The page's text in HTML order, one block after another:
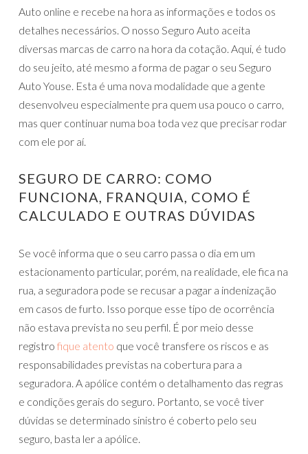
Auto online e recebe na hora as informações e todos os
detalhes necessários. O nosso Seguro Auto aceita
diversas marcas de carro na hora da cotação. Aqui, é tudo
do seu jeito, até mesmo a forma de pagar o seu Seguro
Auto Youse. Esta é uma nova modalidade que a gente
desenvolveu especialmente pra quem usa pouco o carro,
mas quer continuar numa boa toda vez que precisar rodar
com ele por aí.
SEGURO DE CARRO: COMO
FUNCIONA, FRANQUIA, COMO É
CALCULADO E OUTRAS DÚVIDAS
Se você informa que o seu carro passa o dia em um
estacionamento particular, porém, na realidade, ele fica na
rua, a seguradora pode se recusar a pagar a indenização
em casos de furto. Isso porque esse tipo de ocorrência
não estava prevista no seu perfil. É por meio desse
registro fique atento que você transfere os riscos e as
responsabilidades previstas na cobertura para a
seguradora. A apólice contém o detalhamento das regras
e condições gerais do seguro. Portanto, se você tiver
dúvidas se determinado sinistro é coberto pelo seu
seguro, basta ler a apólice.